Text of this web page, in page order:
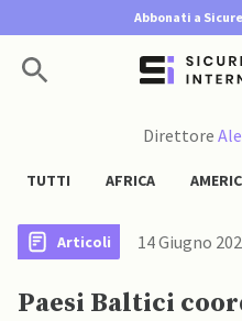
Abbonati a
Direttore
TUTTI AFRICA
Articoli 14 Giugno
Paesi Baltici